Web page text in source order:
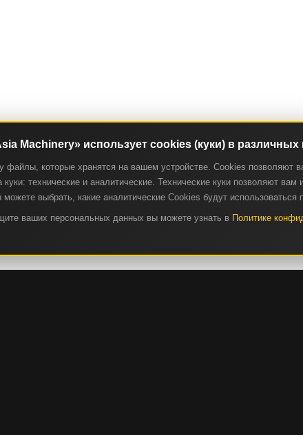
Machinery» использует cookies (куки) в различных
файлы, которые хранятся на вашем устройстве. Cookies позволяют
технические и аналитические. Технические куки позволяют вам
выбрать, какие аналитические Cookies будут использоваться
ваших персональных данных вы можете узнать в Политике